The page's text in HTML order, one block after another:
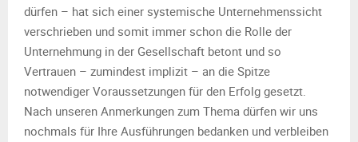
dürfen – hat sich einer systemische Unternehmenssicht
verschrieben und somit immer schon die Rolle der
Unternehmung in der Gesellschaft betont und so
Vertrauen – zumindest implizit – an die Spitze
notwendiger Voraussetzungen für den Erfolg gesetzt.
Nach unseren Anmerkungen zum Thema dürfen wir uns
nochmals für Ihre Ausführungen bedanken und verbleiben